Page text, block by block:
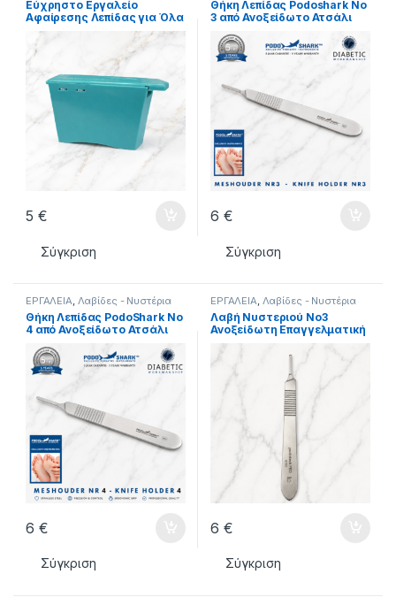
Εύχρηστο Εργαλείο
Αφαίρεσης Λεπίδας για Όλα
τα Νυστέρια
5 €
Σύγκριση
Θήκη Λεπίδας Podoshark No
3 από Ανοξείδωτο Ατσάλι
6 €
Σύγκριση
ΕΡΓΑΛΕΙΑ, Λαβίδες - Νυστέρια
Θήκη Λεπίδας PodoShark No
4 από Ανοξείδωτο Ατσάλι
6 €
Σύγκριση
ΕΡΓΑΛΕΙΑ, Λαβίδες - Νυστέρια
Λαβή Νυστεριού Νο3
Ανοξείδωτη Επαγγελματική
6 €
Σύγκριση